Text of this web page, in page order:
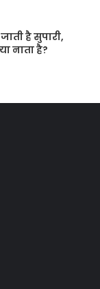
है सुपारी,
नाता है?